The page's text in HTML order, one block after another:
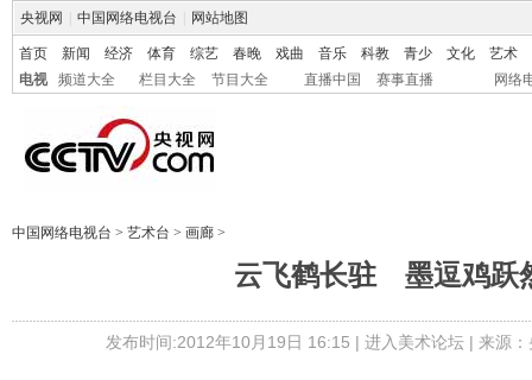
央视网 中国网络电视台 网站地图
首页 新闻 经济 体育 综艺 春晚 戏曲 音乐 科教 青少 文化
艺术
电视
频道大全 栏目大全 节目大全 直播中国 赛事直播 网络
中国网络电视台 > 艺术台 > 画廊 >
云飞鹤长驻 墨逗鸡跃
发布时间:2012年10月19日 16:15 | 进入美术论坛| 来源